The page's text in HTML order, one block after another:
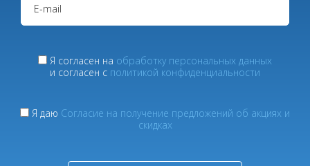
Я согласен на обработку персональных данных
и согласен с политикой конфиденциальности
Я даю Согласие на получение предложений об акциях и
скидках